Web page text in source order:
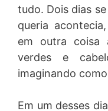
tudo. Dois dias
queria
em outra coisa
verdes e
imaginando
Em um desses